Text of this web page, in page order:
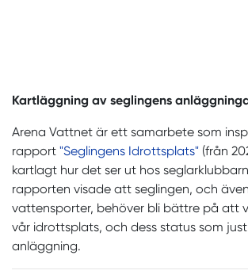
Kartläggning av seglingens
Arena Vattnet är ett samarbete som
rapport "Seglingens Idrottsplats" (från
kartlagt hur det ser ut hos
rapporten visade att seglingen, och
vattensporter, behöver bli bättre på att
vår idrottsplats, och dess status som
anläggning.